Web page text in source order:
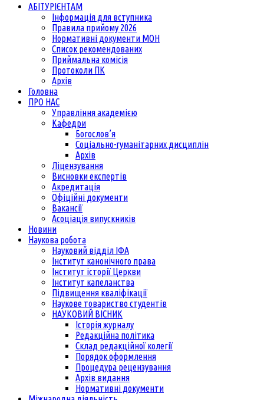
АБІТУРІЄНТАМ
Інформація для вступника
Правила прийому 2026
Нормативні документи МОН
Список рекомендованих
Приймальна комісія
Протоколи ПК
Архів
Головна
ПРО НАС
Управління академією
Кафедри
Богослов’я
Соціально-гуманітарних дисциплін
Архів
Ліцензування
Висновки експертів
Акредитація
Офіційні документи
Вакансії
Асоціація випускників
Новини
Наукова робота
Науковий відділ ІФА
Інститут канонічного права
Інститут історії Церкви
Інститут капеланства
Підвищення кваліфікації
Наукове товариство студентів
НАУКОВИЙ ВІСНИК
Історія журналу
Редакційна політика
Склад редакційної колегії
Порядок оформлення
Процедура рецензування
Архів видання
Нормативні документи